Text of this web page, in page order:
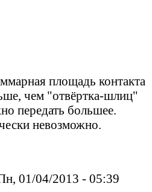
площадь контакта
чем "отвёртка-шлиц"
передать большее.
невозможно.
01/04/2013 - 05:39